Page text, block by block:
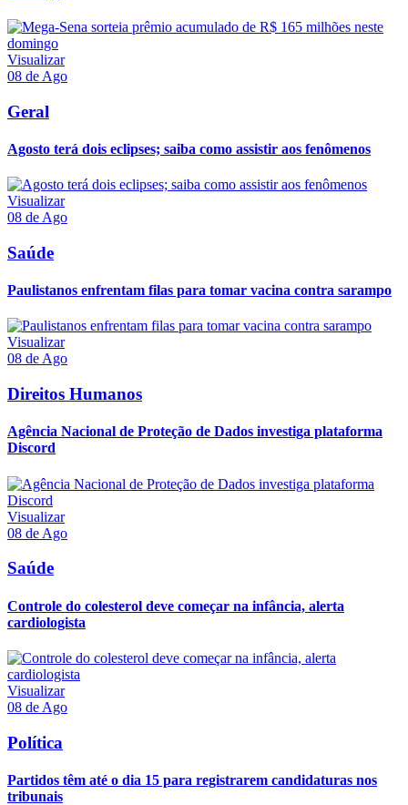
Visualizar
08 de Ago
Geral
Agosto terá dois eclipses; saiba como assistir aos fenômenos
Visualizar
08 de Ago
Saúde
Paulistanos enfrentam filas para tomar vacina contra sarampo
Visualizar
08 de Ago
Direitos Humanos
Agência Nacional de Proteção de Dados investiga plataforma
Discord
Visualizar
08 de Ago
Saúde
Controle do colesterol deve começar na infância, alerta
cardiologista
Visualizar
08 de Ago
Política
Partidos têm até o dia 15 para registrarem candidaturas nos
tribunais